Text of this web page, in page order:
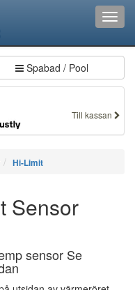
Spabad / Pool
Till kassan
Hi-Limit
Sensor
sensor Se